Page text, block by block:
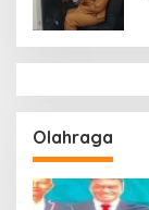
Olahraga